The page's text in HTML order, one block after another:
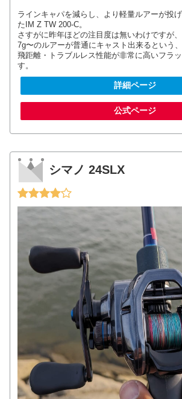
ラインキャパを減らし、より軽量ルアーが投
たIM Z TW 200-C。
さすがに昨年ほどの注目度は無いわけですが
7g〜のルアーが普通にキャスト出来るという、
飛距離・トラブルレス性能が非常に高いフラ
す。
詳細ページ
公式ページ
シマノ 24SLX